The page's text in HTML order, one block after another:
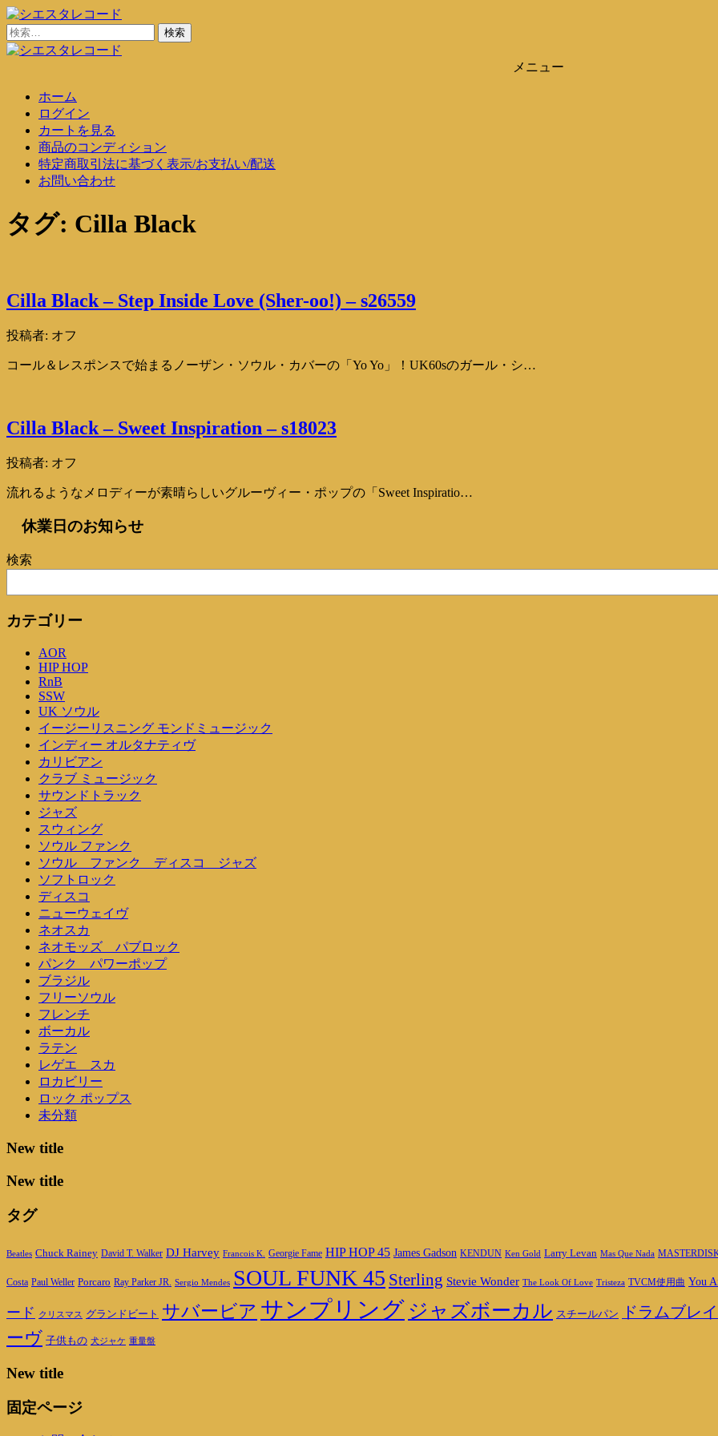
コ
ン
テ
シエスタレコード
中古レコード通販
検
索:
メニュー
ホーム
ログイン
カートを見る
商品のコンディション
特定商取引法に基づく表示/お支払い/配送
お問い合わせ
タグ: Cilla Black
Cilla Black – Step Inside Love (Sher-oo!) – s26559
投稿者: オフ
コール＆レスポンスで始まるノーザン・ソウル・カバーの「Yo Yo」！UK60sのガール・シ…
Cilla Black – Sweet Inspiration – s18023
投稿者: オフ
流れるようなメロディーが素晴らしいグルーヴィー・ポップの「Sweet Inspiratio…
休業日のお知らせ
検索
カテゴリー
AOR
HIP HOP
RnB
SSW
UK ソウル
イージーリスニング モンドミュージック
インディー オルタナティヴ
カリビアン
クラブ ミュージック
サウンドトラック
ジャズ
スウィング
ソウル ファンク
ソウル ファンク ディスコ ジャズ
ソフトロック
ディスコ
ニューウェイヴ
ネオスカ
ネオモッズ パブロック
パンク パワーポップ
ブラジル
フリーソウル
フレンチ
ボーカル
ラテン
レゲエ スカ
ロカビリー
ロック ポップス
未分類
New title
New title
タグ
Beatles Chuck Rainey David T. Walker DJ Harvey Francois K. Georgie Fame HIP HOP 45 James Gadson KENDUN Ken Gold Larry Levan Mas Que Nada
Costa Paul Weller Porcaro Ray Parker JR. Sergio Mendes SOUL FUNK 45 Sterling Stevie Wonder The Look Of Love Tristeza TVCM使用曲 You
ード クリスマス グランドビート サバービア サンプリング ジャズボーカル スチールパン ドラムブレ
ーヴ 子供もの 犬ジャケ 重量盤
New title
固定ページ